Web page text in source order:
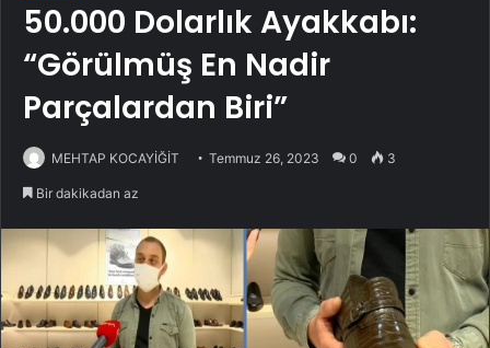
50.000 Dolarlık Ayakkabı:
“Görülmüş En Nadir
Parçalardan Biri”
MEHTAP KOCAYİĞİT Temmuz 26, 2023 0 3
Bir dakikadan az